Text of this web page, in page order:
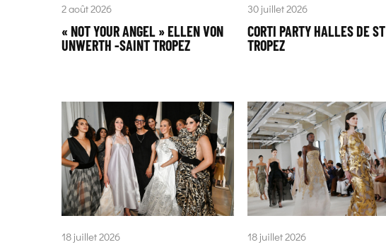
2 août 2026
« NOT YOUR ANGEL » ELLEN VON
UNWERTH -SAINT TROPEZ
30 juillet 2026
CORTI PARTY HALLES DE ST
TROPEZ
18 juillet 2026 18 juillet 2026